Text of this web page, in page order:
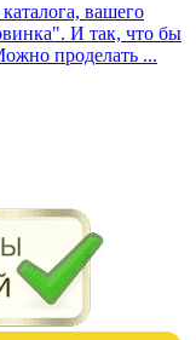
вашего
И так, что бы
проделать ...